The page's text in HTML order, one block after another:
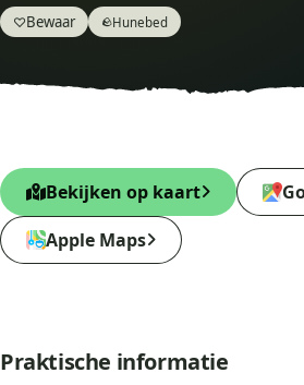
♡Bewaar 🪨Hunebed
Bekijken op kaart
Apple Maps
Praktische informatie